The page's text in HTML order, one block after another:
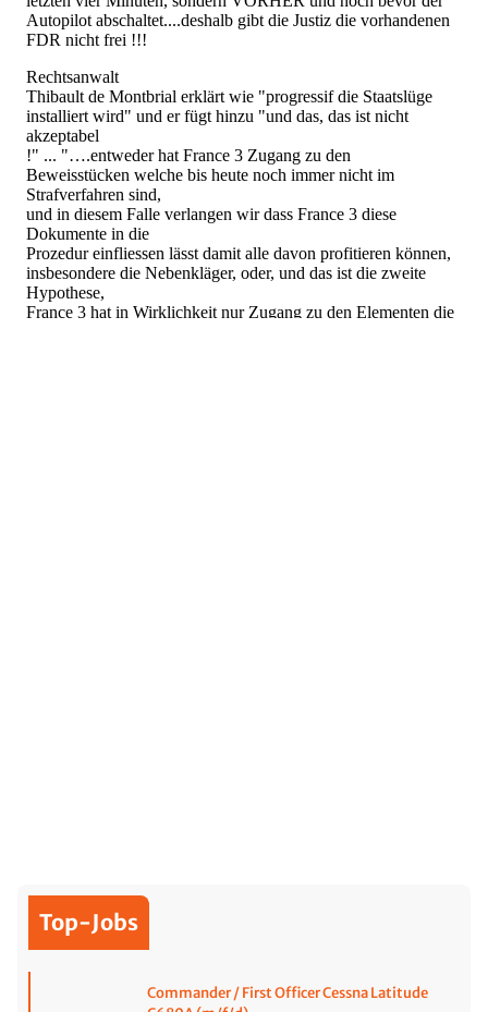
Top-Jobs
Commander / First Officer Cessna Latitude